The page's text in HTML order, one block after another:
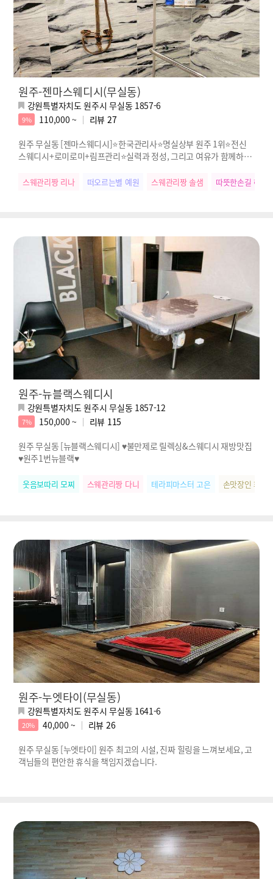
원주-젠마스웨디시(무실동)
강원특별자치도 원주시 무실동 1857-6
9% 110,000 ~ 리뷰 27
원주 무실동 [젠마스웨디시]⭐한국관리사⭐명실상부 원주 1위⭐전신
스웨디시+로미로미+림프관리⭐실력과 정성, 그리고 여유가 함께하는
스웨관리짱 리나 떠오르는별 예원 스웨관리짱 솔샘 따뜻한손길 혜나
원주-뉴블랙스웨디시
강원특별자치도 원주시 무실동 1857-12
7% 150,000 ~ 리뷰 115
원주 무실동 [뉴블랙스웨디시] ♥불만제로 릴렉싱&스웨디시 재방맛집
♥원주1번뉴블랙♥
웃음보따리 모찌 스웨관리짱 다니 테라피마스터 고은 손맛장인 화영
원주-누엣타이(무실동)
강원특별자치도 원주시 무실동 1641-6
20% 40,000 ~ 리뷰 26
원주 무실동 [누엣타이] 원주 최고의 시설, 진짜 힐링을 느껴보세요, 고
객님들의 편안한 휴식을 책임지겠습니다.